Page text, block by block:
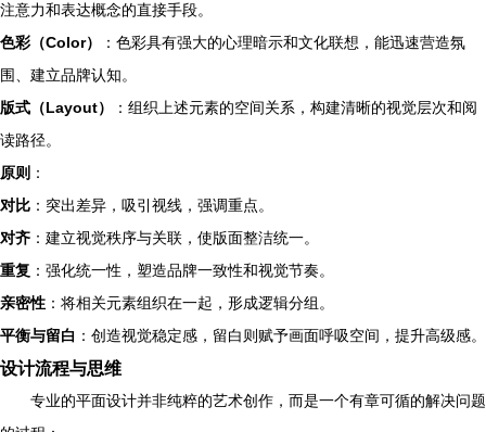
注意力和表达概念的直接手段。
色彩（Color）
：色彩具有强大的心理暗示和文化联想，能迅速营造氛
围、建立品牌认知。
版式（Layout）
：组织上述元素的空间关系，构建清晰的视觉层次和阅
读路径。
原则 ：
对比 ：突出差异，吸引视线，强调重点。
对齐 ：建立视觉秩序与关联，使版面整洁统一。
重复 ：强化统一性，塑造品牌一致性和视觉节奏。
亲密性 ：将相关元素组织在一起，形成逻辑分组。
平衡与留白 ：创造视觉稳定感，留白则赋予画面呼吸空间，提升高级感。
设计流程与思维
专业的平面设计并非纯粹的艺术创作，而是一个有章可循的解决问题